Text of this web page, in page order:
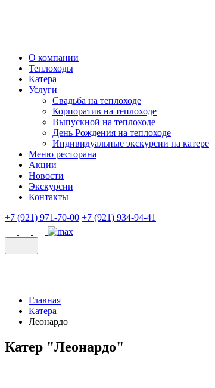
О компании
Теплоходы
Катера
Услуги
Свадьба на теплоходе
Корпоратив на теплоходе
Выпускной на теплоходе
День Рождения на теплоходе
Индивидуальные экскурсии на катере
Меню ресторана
Акции
Новости
Экскурсии
Контакты
+7 (921) 971-70-00 +7 (921) 934-94-41
Главная
Катера
Леонардо
Катер "Леонардо"